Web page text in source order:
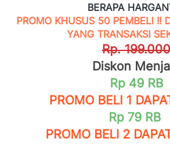
BERAPA
PROMO KHUSUS 50 PEMBELI !!
YANG TRANSAKSI
Rp. 199.000
Diskon
Rp 49 RB
PROMO BELI 1
Rp 79 RB
PROMO BELI 2